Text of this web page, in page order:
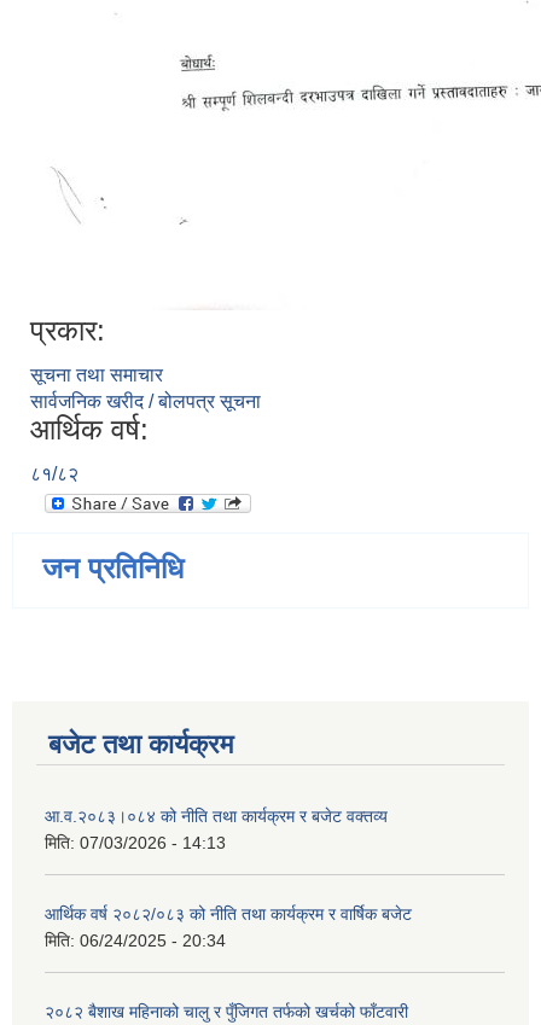
प्रकार:
सूचना तथा समाचार
सार्वजनिक खरीद / बोलपत्र सूचना
आर्थिक वर्ष:
८१/८२
जन प्रतिनिधि
बजेट तथा कार्यक्रम
आ.व.२०८३।०८४ को नीति तथा कार्यक्रम र बजेट वक्तव्य
मिति: 07/03/2026 - 14:13
आर्थिक वर्ष २०८२/०८३ को नीति तथा कार्यक्रम र वार्षिक बजेट
मिति: 06/24/2025 - 20:34
२०८२ बैशाख महिनाको चालु र पुँजिगत तर्फको खर्चको फाँटवारी